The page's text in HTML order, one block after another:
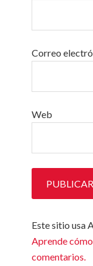
Correo
Web
Este sitio usa
Aprende
comentarios.